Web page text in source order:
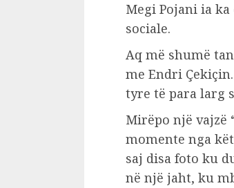
Megi Pojani ia
sociale.
Aq më shumë
me Endri
tyre të para larg
Mirëpo një vajzë
momente nga
saj disa foto ku
në një jaht, ku